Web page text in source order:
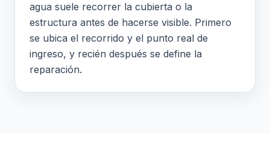
agua suele recorrer la cubierta o la
estructura antes de hacerse visible. Primero
se ubica el recorrido y el punto real de
ingreso, y recién después se define la
reparación.